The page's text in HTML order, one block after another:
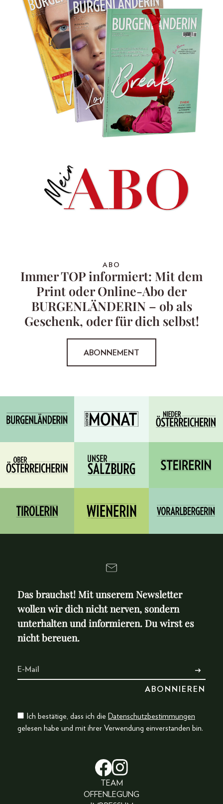
ABO
Immer TOP informiert: Mit dem
Print oder Online-Abo der
BURGENLÄNDERIN – ob als
Geschenk, oder für dich selbst!
ABONNEMENT
Das brauchst! Mit unserem Newsletter
wollen wir dich nicht nerven, sondern
unterhalten und informieren. Du wirst es
nicht bereuen.
Ich bestätige, dass ich die Datenschutzbestimmungen
gelesen habe und mit ihrer Verwendung einverstanden bin.
TEAM
OFFENLEGUNG